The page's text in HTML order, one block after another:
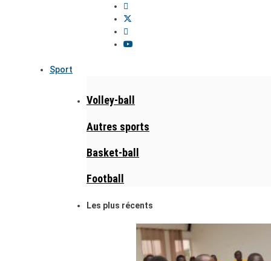
Sport
Volley-ball
Autres sports
Basket-ball
Football
Les plus récents